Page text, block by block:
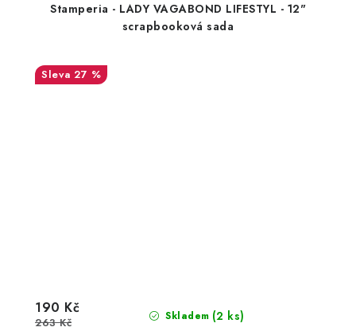
Stamperia - LADY VAGABOND LIFESTYL - 12"
scrapbooková sada
27 %
Skladem (2 ks)
190 Kč
263 Kč